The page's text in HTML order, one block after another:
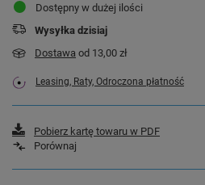
Dostępny w dużej ilości
Wysyłka dzisiaj
Dostawa od 13,00 zł
Leasing, Raty, Odroczona płatność
Pobierz kartę towaru w PDF
Porównaj